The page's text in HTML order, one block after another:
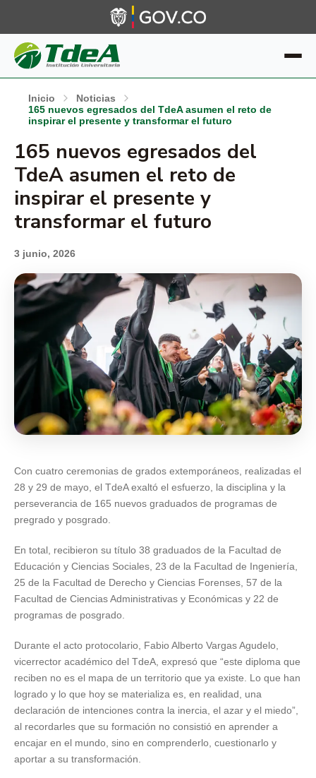
Inicio
Noticias
165 nuevos egresados del TdeA asumen el reto de
inspirar el presente y transformar el futuro
165 nuevos egresados del
TdeA asumen el reto de
inspirar el presente y
transformar el futuro
3 junio, 2026
Con cuatro ceremonias de grados extemporáneos, realizadas el
28 y 29 de mayo, el TdeA exaltó el esfuerzo, la disciplina y la
perseverancia de 165 nuevos graduados de programas de
pregrado y posgrado.
En total, recibieron su título 38 graduados de la Facultad de
Educación y Ciencias Sociales, 23 de la Facultad de Ingeniería,
25 de la Facultad de Derecho y Ciencias Forenses, 57 de la
Facultad de Ciencias Administrativas y Económicas y 22 de
programas de posgrado.
Durante el acto protocolario, Fabio Alberto Vargas Agudelo,
vicerrector académico del TdeA, expresó que “este diploma que
reciben no es el mapa de un territorio que ya existe. Lo que han
logrado y lo que hoy se materializa es, en realidad, una
declaración de intenciones contra la inercia, el azar y el miedo”,
al recordarles que su formación no consistió en aprender a
encajar en el mundo, sino en comprenderlo, cuestionarlo y
aportar a su transformación.